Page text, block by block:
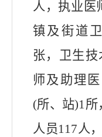
人，执业医
镇及街道
张，卫生技
师及助理
(所、站)1所
人员117人